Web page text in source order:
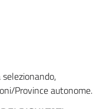
Province autonome.